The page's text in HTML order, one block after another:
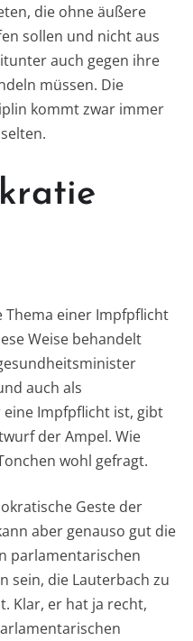
die ohne äußere
sollen und nicht aus
auch gegen ihre
müssen. Die
kommt zwar immer
einer Impfpflicht
Weise behandelt
auch als
Impfpflicht ist, gibt
der Ampel. Wie
wohl gefragt.
Geste der
aber genauso gut die
parlamentarischen
sein, die Lauterbach zu
Klar, er hat ja recht,